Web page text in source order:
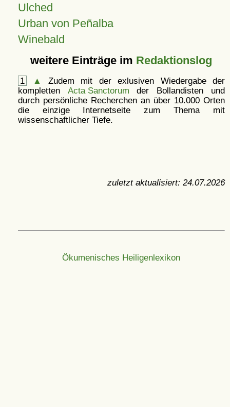
Ulched
Urban von Peñalba
Winebald
weitere Einträge im Redaktionslog
1 ▲
Zudem mit der exlusiven Wiedergabe der
kompletten Acta Sanctorum der Bollandisten und
durch persönliche Recherchen an über 10.000 Orten
die einzige Internetseite zum Thema mit
wissenschaftlicher Tiefe.
zuletzt aktualisiert: 24.07.2026
Ökumenisches Heiligenlexikon